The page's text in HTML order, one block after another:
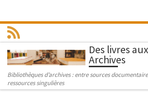
Des livres aux
Archives
Bibliothèques d’archives : entre sources
ressources singulières